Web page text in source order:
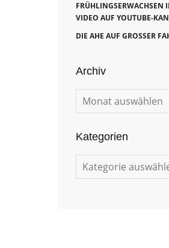
FRÜHLINGSERWACHSEN
VIDEO AUF YOUTUBE-
DIE AHE AUF GROSSER
Archiv
Kategorien